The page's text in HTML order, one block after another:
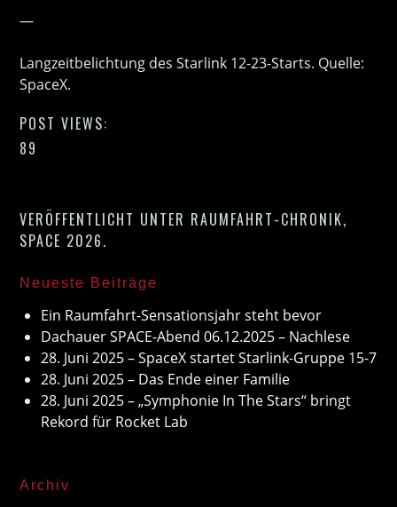
—
Langzeitbelichtung des Starlink 12-23-Starts. Quelle:
SpaceX.
POST VIEWS:
89
VERÖFFENTLICHT UNTER RAUMFAHRT-CHRONIK,
SPACE 2026.
Neueste Beiträge
Ein Raumfahrt-Sensationsjahr steht bevor
Dachauer SPACE-Abend 06.12.2025 – Nachlese
28. Juni 2025 – SpaceX startet Starlink-Gruppe 15-7
28. Juni 2025 – Das Ende einer Familie
28. Juni 2025 – „Symphonie In The Stars“ bringt
Rekord für Rocket Lab
Archiv